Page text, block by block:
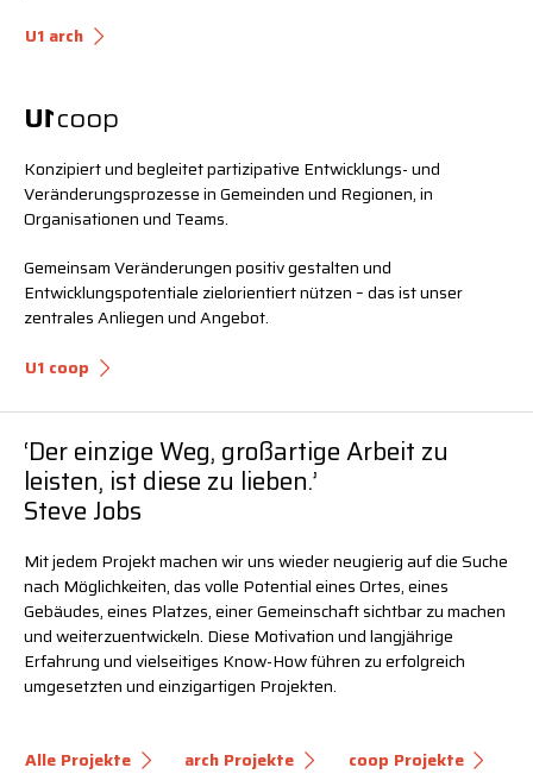
U1 arch
U1coop
Konzipiert und begleitet partizipative Entwicklungs- und
Veränderungsprozesse in Gemeinden und Regionen, in
Organisationen und Teams.
Gemeinsam Veränderungen positiv gestalten und
Entwicklungspotentiale zielorientiert nützen – das ist unser
zentrales Anliegen und Angebot.
U1 coop
‘Der einzige Weg, großartige Arbeit zu
leisten, ist diese zu lieben.’
Steve Jobs
Mit jedem Projekt machen wir uns wieder neugierig auf die Suche
nach Möglichkeiten, das volle Potential eines Ortes, eines
Gebäudes, eines Platzes, einer Gemeinschaft sichtbar zu machen
und weiterzuentwickeln. Diese Motivation und langjährige
Erfahrung und vielseitiges Know-How führen zu erfolgreich
umgesetzten und einzigartigen Projekten.
Alle Projekte arch Projekte coop Projekte